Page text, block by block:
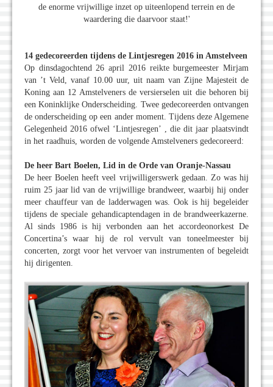
de enorme vrijwillige inzet op uiteenlopend terrein en de
waardering die daarvoor staat!'
14 gedecoreerden tijdens de Lintjesregen 2016 in Amstelveen
Op dinsdagochtend 26 april 2016 reikte burgemeester Mirjam
van ’t Veld, vanaf 10.00 uur, uit naam van Zijne Majesteit de
Koning aan 12 Amstelveners de versierselen uit die behoren bij
een Koninklijke Onderscheiding. Twee gedecoreerden ontvangen
de onderscheiding op een ander moment. Tijdens deze Algemene
Gelegenheid 2016 ofwel ‘Lintjesregen’ , die dit jaar plaatsvindt
in het raadhuis, worden de volgende Amstelveners gedecoreerd:
De heer Bart Boelen, Lid in de Orde van Oranje-Nassau
De heer Boelen heeft veel vrijwilligerswerk gedaan. Zo was hij
ruim 25 jaar lid van de vrijwillige brandweer, waarbij hij onder
meer chauffeur van de ladderwagen was. Ook is hij begeleider
tijdens de speciale gehandicaptendagen in de brandweerkazerne.
Al sinds 1986 is hij verbonden aan het accordeonorkest De
Concertina’s waar hij de rol vervult van toneelmeester bij
concerten, zorgt voor het vervoer van instrumenten of begeleidt
hij dirigenten.